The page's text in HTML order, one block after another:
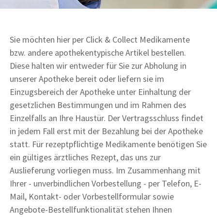
Sie möchten hier per Click & Collect Medikamente
bzw. andere apothekentypische Artikel bestellen.
Diese halten wir entweder für Sie zur Abholung in
unserer Apotheke bereit oder liefern sie im
Einzugsbereich der Apotheke unter Einhaltung der
gesetzlichen Bestimmungen und im Rahmen des
Einzelfalls an Ihre Haustür. Der Vertragsschluss findet
in jedem Fall erst mit der Bezahlung bei der Apotheke
statt. Für rezeptpflichtige Medikamente benötigen Sie
ein gültiges ärztliches Rezept, das uns zur
Auslieferung vorliegen muss. Im Zusammenhang mit
Ihrer - unverbindlichen Vorbestellung - per Telefon, E-
Mail, Kontakt- oder Vorbestellformular sowie
Angebote-Bestellfunktionalität stehen Ihnen